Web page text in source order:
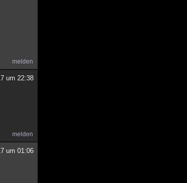
melden
um 22:38
melden
um 01:06